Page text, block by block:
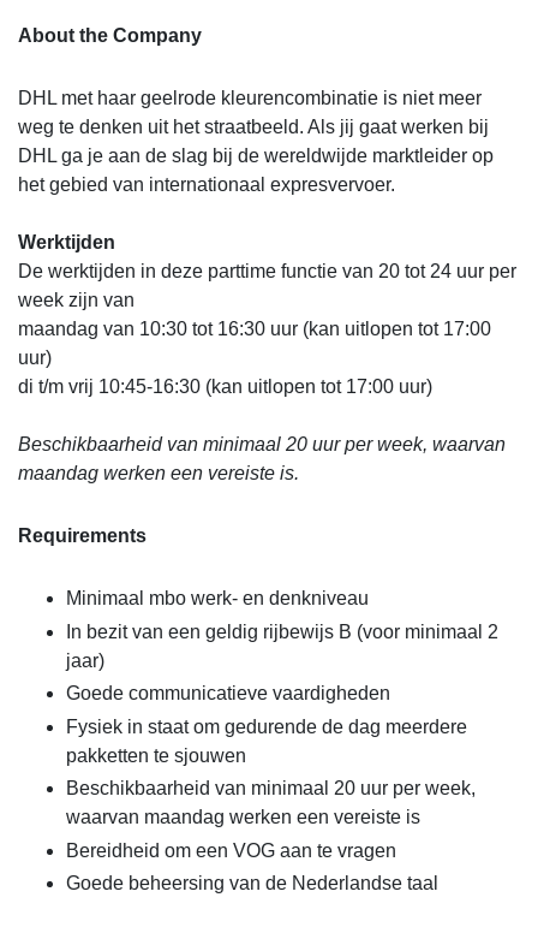
About the Company
DHL met haar geelrode kleurencombinatie is niet meer
weg te denken uit het straatbeeld. Als jij gaat werken bij
DHL ga je aan de slag bij de wereldwijde marktleider op
het gebied van internationaal expresvervoer.
Werktijden
De werktijden in deze parttime functie van 20 tot 24 uur per
week zijn van
maandag van 10:30 tot 16:30 uur (kan uitlopen tot 17:00
uur)
di t/m vrij 10:45-16:30 (kan uitlopen tot 17:00 uur)
Beschikbaarheid van minimaal 20 uur per week, waarvan
maandag werken een vereiste is.
Requirements
Minimaal mbo werk- en denkniveau
In bezit van een geldig rijbewijs B (voor minimaal 2
jaar)
Goede communicatieve vaardigheden
Fysiek in staat om gedurende de dag meerdere
pakketten te sjouwen
Beschikbaarheid van minimaal 20 uur per week,
waarvan maandag werken een vereiste is
Bereidheid om een VOG aan te vragen
Goede beheersing van de Nederlandse taal